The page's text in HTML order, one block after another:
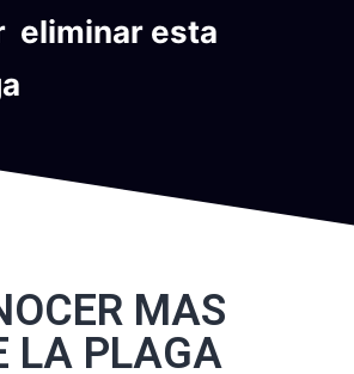
eliminar esta
MAS
LA PLAGA